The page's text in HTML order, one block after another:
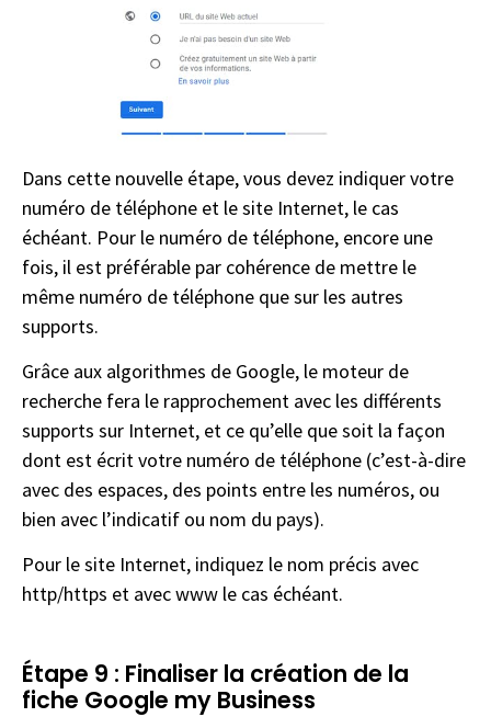
Dans cette nouvelle étape, vous devez indiquer votre
numéro de téléphone et le site Internet, le cas
échéant. Pour le numéro de téléphone, encore une
fois, il est préférable par cohérence de mettre le
même numéro de téléphone que sur les autres
supports.
Grâce aux algorithmes de Google, le moteur de
recherche fera le rapprochement avec les différents
supports sur Internet, et ce qu’elle que soit la façon
dont est écrit votre numéro de téléphone (c’est-à-dire
avec des espaces, des points entre les numéros, ou
bien avec l’indicatif ou nom du pays).
Pour le site Internet, indiquez le nom précis avec
http/https et avec www le cas échéant.
Étape 9 : Finaliser la création de la
fiche Google my Business